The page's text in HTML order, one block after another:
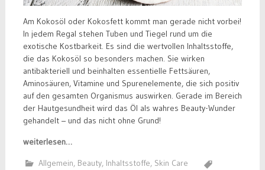
Am Kokosöl oder Kokosfett kommt man gerade nicht vorbei!
In jedem Regal stehen Tuben und Tiegel rund um die
exotische Kostbarkeit. Es sind die wertvollen Inhaltsstoffe,
die das Kokosöl so besonders machen. Sie wirken
antibakteriell und beinhalten essentielle Fettsäuren,
Aminosäuren, Vitamine und Spurenelemente, die sich positiv
auf den gesamten Organismus auswirken. Gerade im Bereich
der Hautgesundheit wird das Öl als wahres Beauty-Wunder
gehandelt – und das nicht ohne Grund!
weiterlesen…
Allgemein, Beauty, Inhaltsstoffe, Skin Care